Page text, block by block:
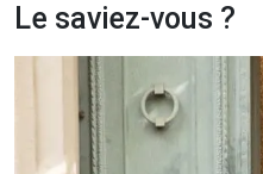
Le saviez-vous ?